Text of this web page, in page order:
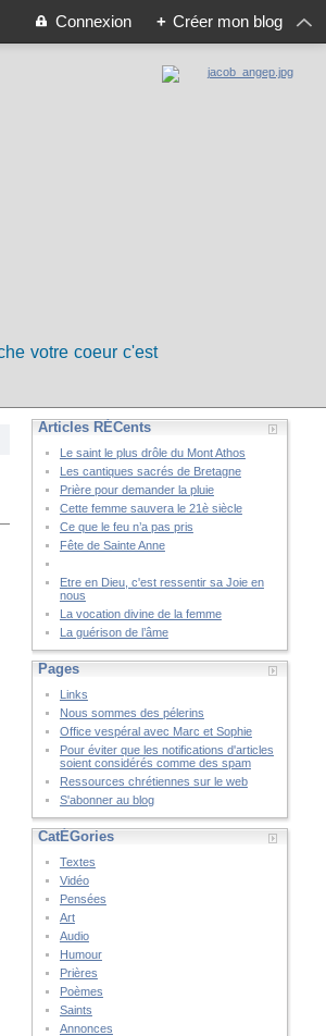
Connexion + Créer mon blog
votre coeur c'est
Articles RÉCents
Le saint le plus drôle du Mont Athos
Les cantiques sacrés de Bretagne
Prière pour demander la pluie
Cette femme sauvera le 21è siècle
Ce que le feu n’a pas pris
Fête de Sainte Anne
Etre en Dieu, c'est ressentir sa Joie en
nous
La vocation divine de la femme
La guérison de l’âme
Pages
Links
Nous sommes des pélerins
Office vespéral avec Marc et Sophie
Pour éviter que les notifications d'articles
soient considérés comme des spam
Ressources chrétiennes sur le web
S'abonner au blog
CatÉGories
Textes
Vidéo
Pensées
Art
Audio
Humour
Prières
Poèmes
Saints
Annonces